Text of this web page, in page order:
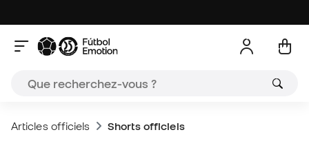
Articles officiels Shorts officiels